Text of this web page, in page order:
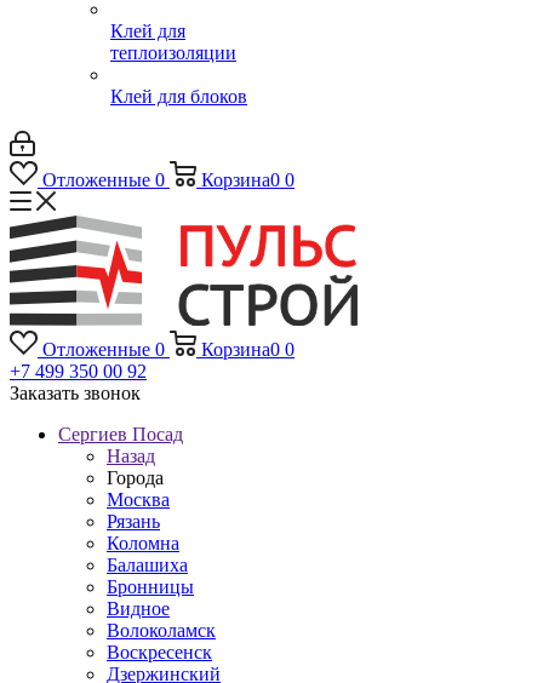
Клей для
теплоизоляции
Клей для блоков
Отложенные 0 Корзина0 0
Отложенные 0 Корзина0 0
+7 499 350 00 92
Заказать звонок
Сергиев Посад
Назад
Города
Москва
Рязань
Коломна
Балашиха
Бронницы
Видное
Волоколамск
Воскресенск
Дзержинский